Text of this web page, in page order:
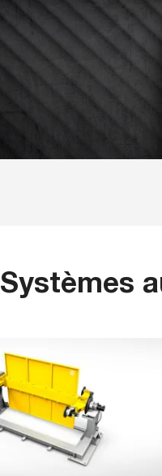
Systèmes